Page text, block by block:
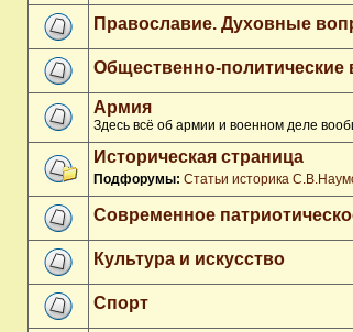
Православие. Духовные
Общественно-политические
Армия
Здесь всё об армии и военном деле
Историческая страница
Подфорумы: Статьи историка
Современное
Культура и искусство
Спорт